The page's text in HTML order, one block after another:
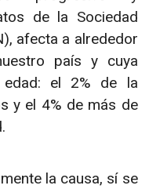
de la Sociedad
afecta a alrededor
país y cuya
edad: el 2% de la
y el 4% de más de
la causa, sí se